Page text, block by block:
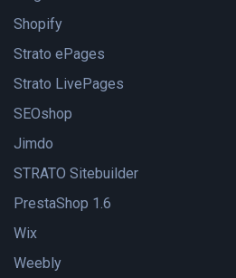
Shopify
Strato ePages
Strato LivePages
SEOshop
Jimdo
STRATO Sitebuilder
PrestaShop 1.6
Wix
Weebly